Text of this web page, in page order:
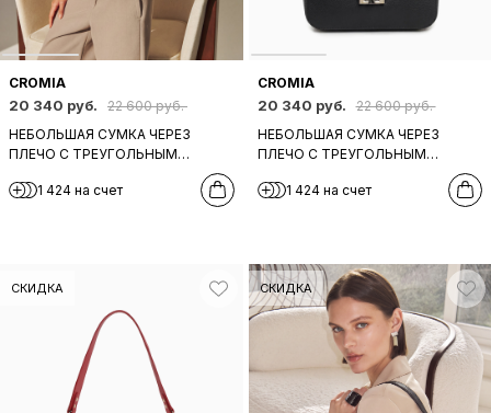
CROMIA
20 340 руб.
22 600 руб.
НЕБОЛЬШАЯ СУМКА ЧЕРЕЗ
ПЛЕЧО С ТРЕУГОЛЬНЫМ
КЛАПАНОМ И ПОВОРОТНЫМ
ЗАМКОМ ОТ CROMIA ИЗ
1 424 на счет
CROMIA
20 340 руб.
22 600 руб.
НЕБОЛЬШАЯ СУМКА ЧЕРЕЗ
ПЛЕЧО С ТРЕУГОЛЬНЫМ
КЛАПАНОМ И ПОВОРОТНЫМ
ЗАМКОМ ОТ CROMIA ИЗ
1 424 на счет
СКИДКА СКИДКА